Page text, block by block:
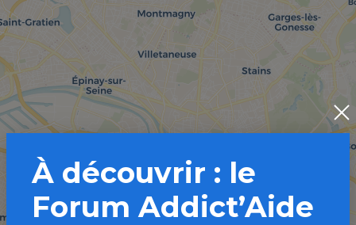
À découvrir : le
Forum Addict’Aide